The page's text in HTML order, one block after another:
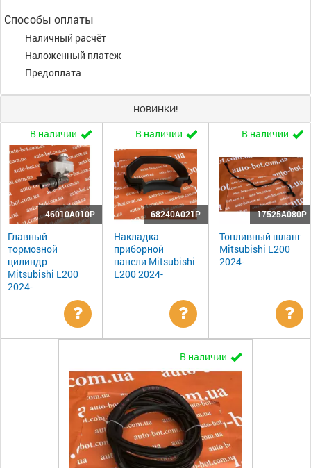
Способы оплаты
Наличный расчёт
Наложенный платеж
Предоплата
НОВИНКИ!
В наличии
46010A010P
Главный
тормозной
цилиндр
Mitsubishi L200
2024-
Уточнить
В наличии
68240A021P
Накладка
приборной
панели Mitsubishi
L200 2024-
Уточнить
цену
В наличии
17525A080P
Топливный шланг
Mitsubishi L200
2024-
В наличии